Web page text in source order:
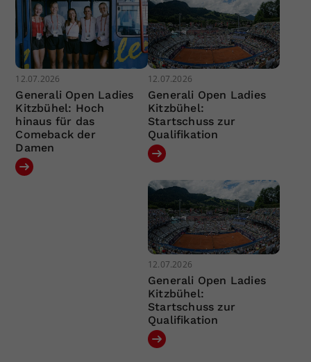
12.07.2026
Generali Open Ladies
Kitzbühel: Hoch
hinaus für das
Comeback der
Damen
12.07.2026
Generali Open Ladies
Kitzbühel:
Startschuss zur
Qualifikation
12.07.2026
Generali Open Ladies
Kitzbühel:
Startschuss zur
Qualifikation